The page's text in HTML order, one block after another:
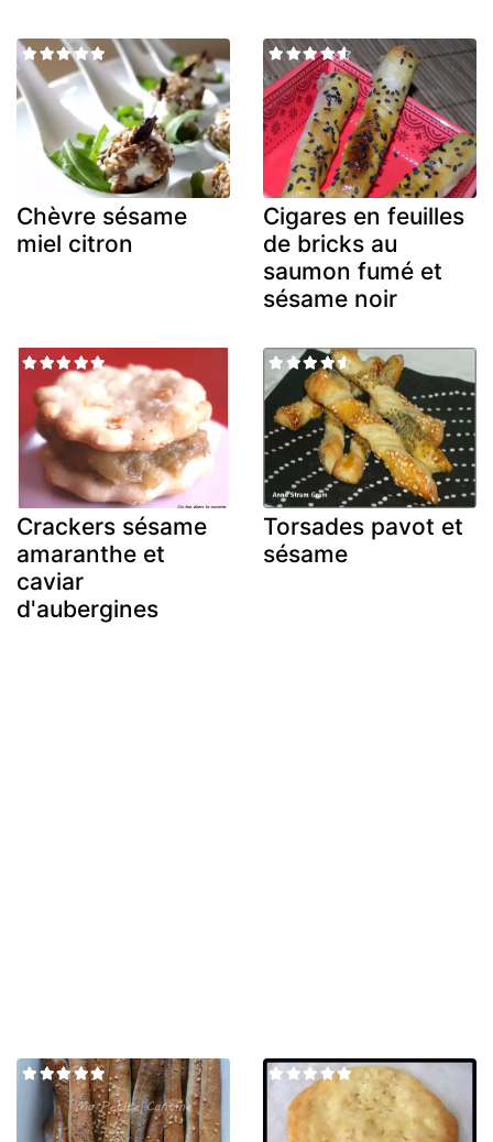
Chèvre sésame
miel citron
Cigares en feuilles
de bricks au
saumon fumé et
sésame noir
Crackers sésame
amaranthe et
caviar
d'aubergines
Torsades pavot et
sésame